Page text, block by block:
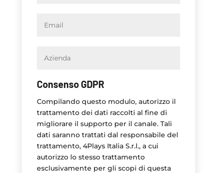
Consenso GDPR
Compilando questo modulo, autorizzo il
trattamento dei dati raccolti al fine di
migliorare il supporto per il canale. Tali
dati saranno trattati dal responsabile del
trattamento, 4Plays Italia S.r.l., a cui
autorizzo lo stesso trattamento
esclusivamente per gli scopi di questa